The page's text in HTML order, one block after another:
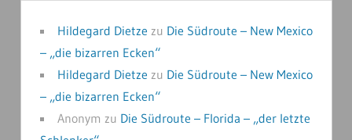
Hildegard Dietze zu Die Südroute – New Mexico
– „die bizarren Ecken“
Hildegard Dietze zu Die Südroute – New Mexico
– „die bizarren Ecken“
Anonym zu Die Südroute – Florida – „der letzte